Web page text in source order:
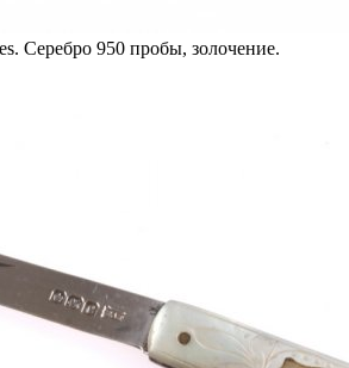
Серебро 950 пробы, золочение.